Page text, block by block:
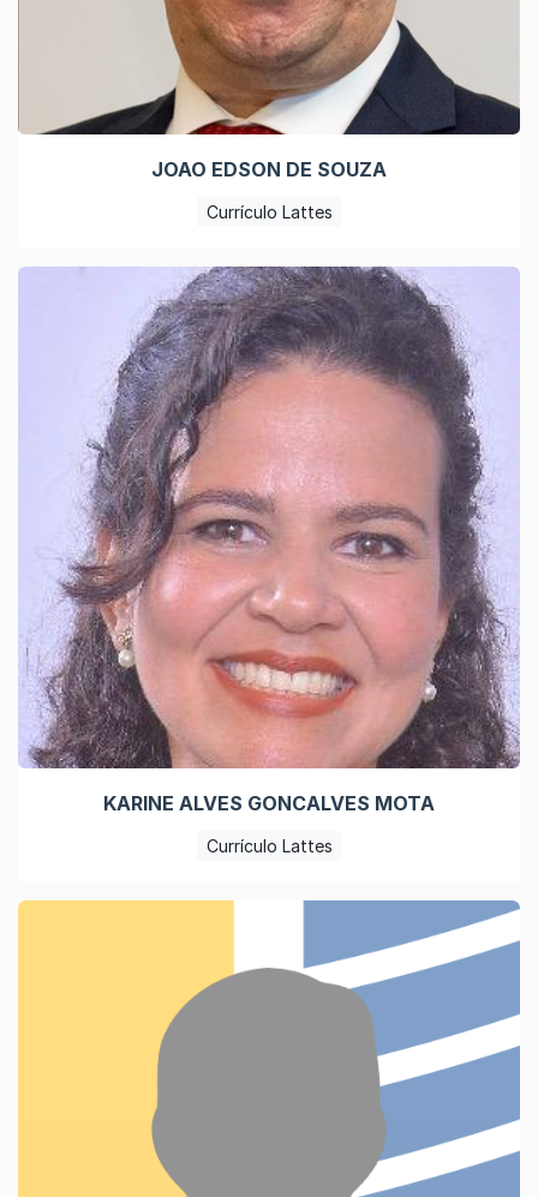
JOAO EDSON DE SOUZA
Currículo Lattes
KARINE ALVES GONCALVES MOTA
Currículo Lattes